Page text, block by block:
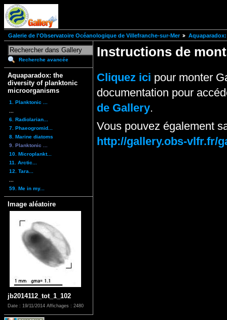
Galerie de l'Observatoire Océanologique de Villefranche-sur-Mer
Recherche avancée
Aquaparadox: the
diversity of planktonic
microorganisms
1. Planktonic ...
6. Radiolarian...
7. Phaeogromid...
8. Marine diatoms
9. Planktonic ...
10. Microplankt...
11. Arctic...
12. Tara...
59. Me in my...
Image aléatoire
jb2014112_tot_1_102
Date : 19/11/2014 Affichages : 2480
Instructions de
Cliquez ici pour monter
documentation pour
de Gallery.
Vous pouvez également
http://gallery.obs-vlfr.fr/